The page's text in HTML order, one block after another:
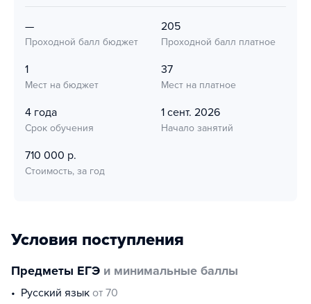
—
Проходной балл бюджет
205
Проходной балл платное
1
Мест на бюджет
37
Мест на платное
4 года
Срок обучения
1 сент. 2026
Начало занятий
710 000 р.
Стоимость, за год
Условия поступления
Предметы ЕГЭ и минимальные баллы
русский язык от 70